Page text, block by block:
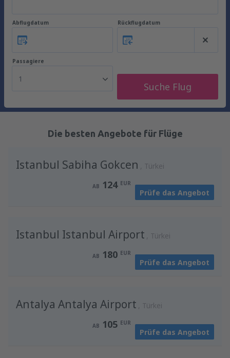
Abflugdatum Rückflugdatum
Passagiere
1
Suche Flug
Die besten Angebote für Flüge
Istanbul Sabiha Gokcen Türkei
AB 124 EUR
Prüfe das Angebot
Istanbul Istanbul Airport Türkei
AB 180 EUR
Prüfe das Angebot
Antalya Antalya Airport Türkei
AB 105 EUR
Prüfe das Angebot